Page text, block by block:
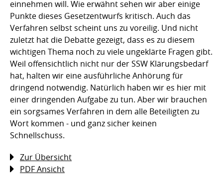
einnehmen will. Wie erwähnt sehen wir aber einige
Punkte dieses Gesetzentwurfs kritisch. Auch das
Verfahren selbst scheint uns zu voreilig. Und nicht
zuletzt hat die Debatte gezeigt, dass es zu diesem
wichtigen Thema noch zu viele ungeklärte Fragen gibt.
Weil offensichtlich nicht nur der SSW Klärungsbedarf
hat, halten wir eine ausführliche Anhörung für
dringend notwendig. Natürlich haben wir es hier mit
einer dringenden Aufgabe zu tun. Aber wir brauchen
ein sorgsames Verfahren in dem alle Beteiligten zu
Wort kommen - und ganz sicher keinen
Schnellschuss.
Zur Übersicht
PDF Ansicht